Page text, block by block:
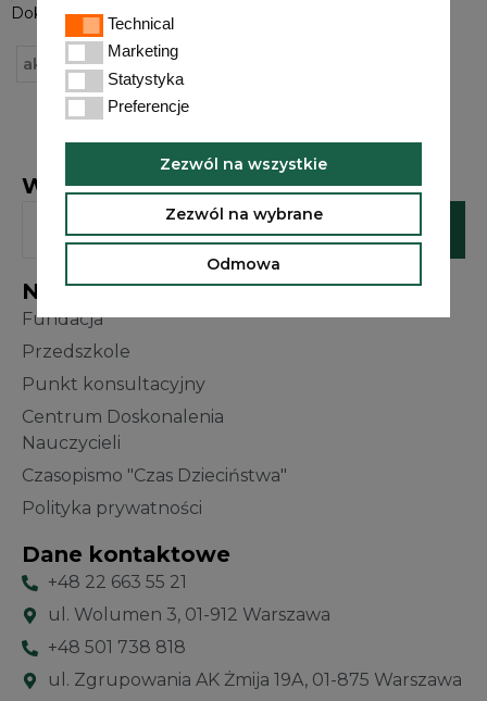
TechnicalTechnical
MarketingMarketing
StatystykaStatystyka
PreferencjePreferencje
Zezwól na wszystkie
Zezwól na wybrane
Odmowa
Dokument akredytacji można pobrać
akredytacja Centrum Doskonalenia Nauczycieli
Dane kontaktowe
+48 22 663 55 21
ul. Wolumen 3, 01-912 Warszawa
+48 501 738 818
ul. Zgrupowania AK Żmija 19A, 01-875 Warszawa
Nawigacja
Fundacja
Przedszkole
Punkt konsultacyjny
Centrum Doskonalenia
Nauczycieli
Czasopismo "Czas Dzieciństwa"
Polityka prywatności
Wyszukaj frazę